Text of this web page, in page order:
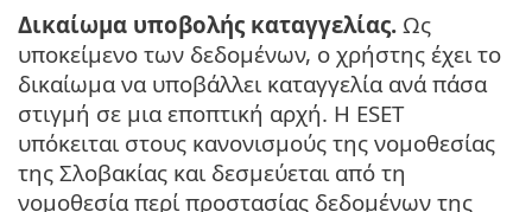
Δικαίωμα υποβολής καταγγελίας. Ως
υποκείμενο των δεδομένων, ο χρήστης έχει το
δικαίωμα να υποβάλλει καταγγελία ανά πάσα
στιγμή σε μια εποπτική αρχή. Η ESET
υπόκειται στους κανονισμούς της νομοθεσίας
της Σλοβακίας και δεσμεύεται από τη
νομοθεσία περί προστασίας δεδομένων της